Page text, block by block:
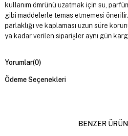
kullanım ömrünü uzatmak için su,
gibi maddelerle temas etmemesi
parlaklığı ve kaplaması uzun süre
ya kadar verilen siparişler aynı gün
Yorumlar(0)
Ödeme Seçenekleri
BENZER